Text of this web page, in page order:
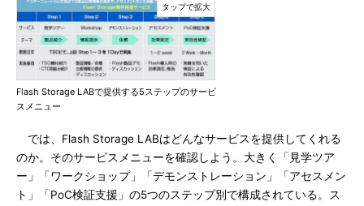
Flash Storage LABで提供する5ステップのサービ
スメニュー
では、Flash Storage LABはどんなサービスを提供してくれる
のか。そのサービスメニューを確認しよう。大きく「見学ツア
ー」「ワークショップ」「デモンストレーション」「アセスメン
ト」「PoC検証支援」の5つのステップ別で構成されている。ス